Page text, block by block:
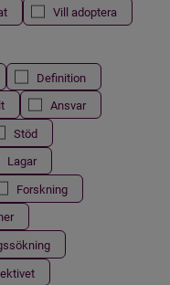
Vill adoptera
Definition
Ansvar
Stöd
Lagar
Forskning